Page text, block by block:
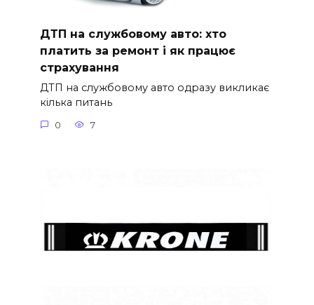
ДТП на службовому авто: хто
платить за ремонт і як працює
страхування
ДТП на службовому авто одразу викликає
кілька питань
0 7